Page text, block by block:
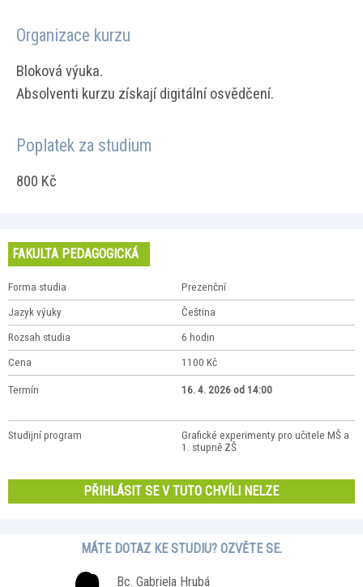
Organizace kurzu
Bloková výuka.
Absolventi kurzu získají digitální osvědčení.
Poplatek za studium
800 Kč
FAKULTA PEDAGOGICKÁ
Forma studia Prezenční
Jazyk výuky Čeština
Rozsah studia 6 hodin
Cena 1100 Kč
Termín 16. 4. 2026 od 14:00
Studijní program
Grafické experimenty pro učitele MŠ a
1. stupně ZŠ
PŘIHLÁSIT SE V TUTO CHVÍLI NELZE
MÁTE DOTAZ KE STUDIU? OZVĚTE SE.
Bc. Gabriela Hrubá